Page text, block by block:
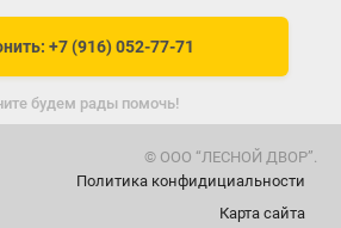
+7 (916) 052-77-71
будем рады помочь!
© ООО “ЛЕСНОЙ ДВОР”.
Карта сайта
Политика конфидициальности